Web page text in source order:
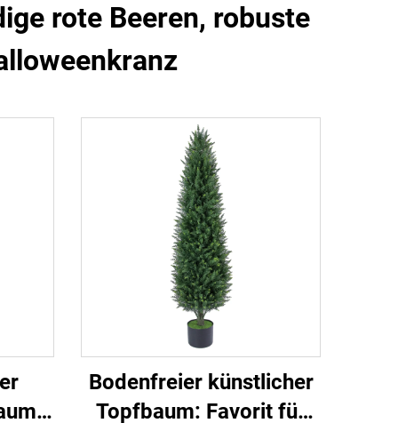
rote Beeren, robuste
Bodenfreier künstlicher
Topfbaum: Favorit für